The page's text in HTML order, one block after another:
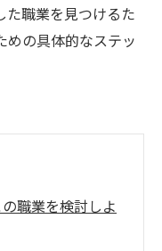
た職業を見つけるた
めの具体的なステッ
職業を検討しよ